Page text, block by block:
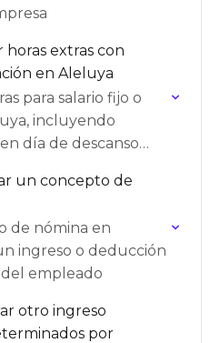
extras con
en Aleluya
para salario fijo o
incluyendo
día de descanso
un concepto de
de nómina en
ingreso o deducción
empleado
otro ingreso
por